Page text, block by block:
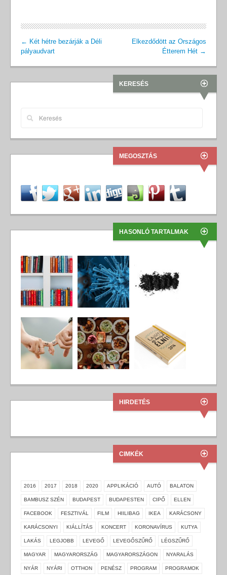
← Két hétre bezárják a Déli
pályaudvart
Elkezdődött az Országos
Étterem Hét →
KERESÉS
MEGOSZTÁS
HASONLÓ TARTALMAK
HIRDETÉS
CIMKÉK
2016 2017 2018 2020 APPLIKÁCIÓ AUTÓ BALATON
BAMBUSZ SZÉN BUDAPEST BUDAPESTEN CIPŐ ELLEN
FACEBOOK FESZTIVÁL FILM HIILIBAG IKEA KARÁCSONY
KARÁCSONYI KIÁLLÍTÁS KONCERT KORONAVÍRUS KUTYA
LAKÁS LEGJOBB LEVEGŐ LEVEGŐSZŰRŐ LÉGSZŰRŐ
MAGYAR MAGYARORSZÁG MAGYARORSZÁGON NYARALÁS
NYÁR NYÁRI OTTHON PENÉSZ PROGRAM PROGRAMOK